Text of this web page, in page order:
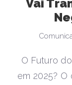
Vai
O Futuro
em 2025?